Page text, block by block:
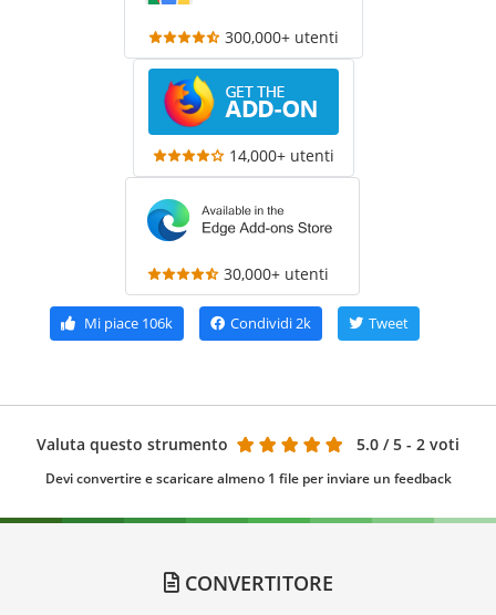
300,000+ utenti
14,000+ utenti
30,000+ utenti
Mi piace 106k Condividi 2k Tweet
Valuta questo strumento 5.0 / 5 - 2 voti
Devi convertire e scaricare almeno 1 file per inviare un feedback
CONVERTITORE